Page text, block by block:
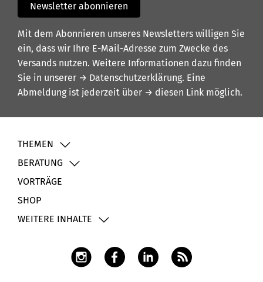
Newsletter abonnieren
Mit dem Abonnieren unseres Newsletters willigen Sie
ein, dass wir Ihre E-Mail-Adresse zum Zwecke des
Versands nutzen. Weitere Informationen dazu finden
Sie in unserer → Datenschutzerklärung. Eine
Abmeldung ist jederzeit über → diesen Link möglich.
THEMEN
BERATUNG
VORTRÄGE
SHOP
WEITERE INHALTE